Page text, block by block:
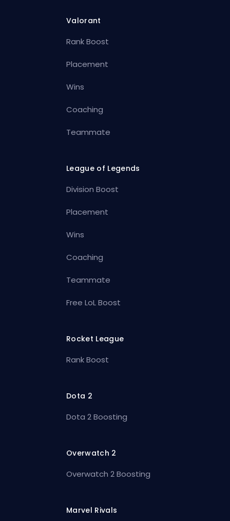
Valorant
Rank Boost
Placement
Wins
Coaching
Teammate
League of Legends
Division Boost
Placement
Wins
Coaching
Teammate
Free LoL Boost
Rocket League
Rank Boost
Dota 2
Dota 2 Boosting
Overwatch 2
Overwatch 2 Boosting
Marvel Rivals